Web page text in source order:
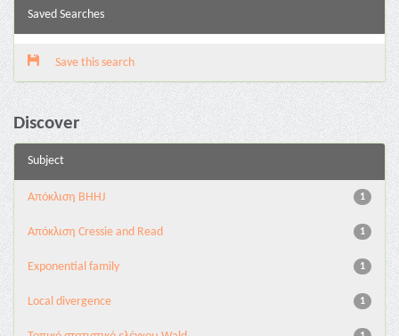
Saved Searches
Save this search
Discover
Subject
1
Aπόκλιση BHHJ
1
Aπόκλιση Cressie and Read
1
Exponential family
1
Local divergence